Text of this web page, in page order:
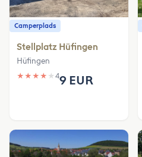
Camperplads
Stellplatz Hüfingen
Hüfingen
★ ★ ★ ★ ★ 49 EUR